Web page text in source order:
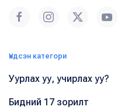
Үндсэн категори
Уурлах уу, учирлах уу?
Бидний 17 зорилт